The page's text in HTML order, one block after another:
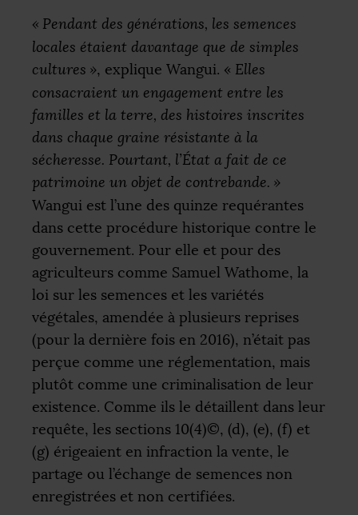
« Pendant des générations, les semences
locales étaient davantage que de simples
cultures », explique Wangui. « Elles
consacraient un engagement entre les
familles et la terre, des histoires inscrites
dans chaque graine résistante à la
sécheresse. Pourtant, l’État a fait de ce
patrimoine un objet de contrebande. »
Wangui est l’une des quinze requérantes
dans cette procédure historique contre le
gouvernement. Pour elle et pour des
agriculteurs comme Samuel Wathome, la
loi sur les semences et les variétés
végétales, amendée à plusieurs reprises
(pour la dernière fois en 2016), n’était pas
perçue comme une réglementation, mais
plutôt comme une criminalisation de leur
existence. Comme ils le détaillent dans leur
requête, les sections 10(4)©, (d), (e), (f) et
(g) érigeaient en infraction la vente, le
partage ou l’échange de semences non
enregistrées et non certifiées.